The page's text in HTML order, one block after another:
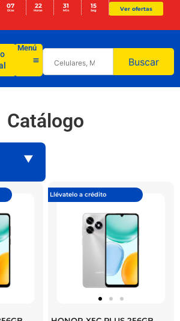
07
Días
22
Horas
31
Min
15
Seg Ver ofertas
Menú
Buscar
Catálogo
Llévatelo a crédito